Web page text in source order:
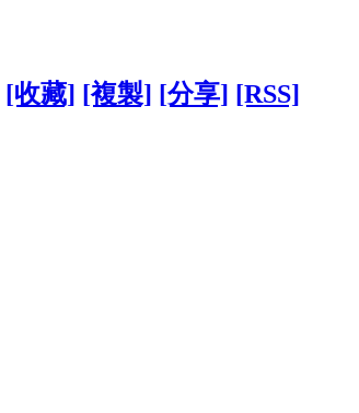
[收藏] [複製] [分享] [RSS]